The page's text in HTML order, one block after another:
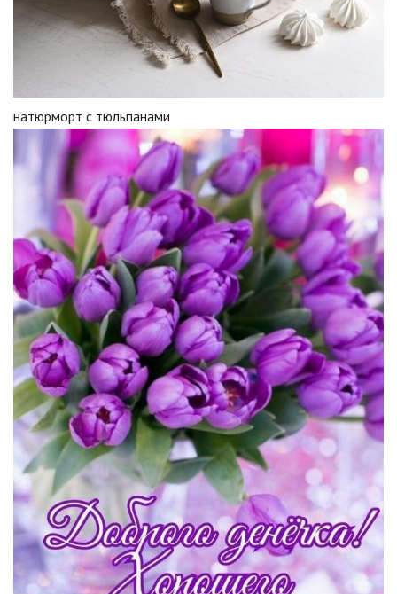
натюрморт с тюльпанами